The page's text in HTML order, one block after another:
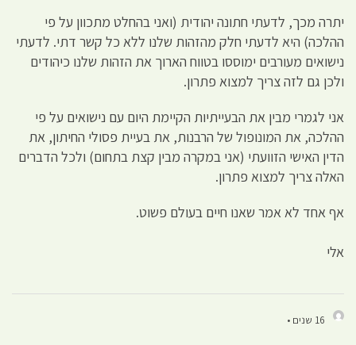
יתרה מכך, לדעתי חתונה יהודית (ואני בהחלט מתכוון על פי
ההלכה) היא לדעתי חלק מהזהות שלנו ללא כל קשר דתי. לדעתי
נישואים מעורבים ימוססו בטווח הארוך את הזהות שלנו כיהודים
ולכן גם לזה צריך למצוא פתרון.
אני לגמרי מבין את הבעייתיות הקיימת היום עם נישואים על פי
ההלכה, את המונופול של הרבנות, את בעיית פסולי החיתון, את
הדין האישי הזוועתי (אני במקרה מבין קצת בתחום) ולכל הדברים
האלה צריך למצוא פתרון.
אף אחד לא אמר שאנו חיים בעולם פשוט.
אלי
16 שנים •